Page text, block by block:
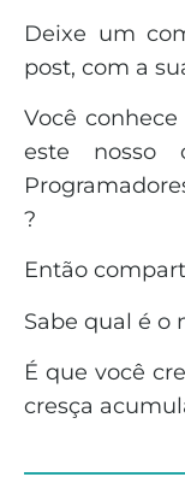
Deixe um
post, com a
Você
este nosso
?
Então
Sabe qual é o
É que você
cresça